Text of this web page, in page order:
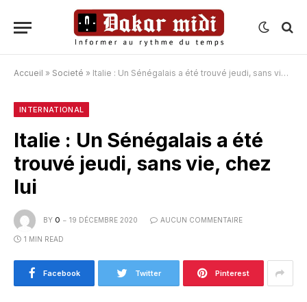
Accueil » Societé » Italie : Un Sénégalais a été trouvé jeudi, sans vie, chez lui
INTERNATIONAL
Italie : Un Sénégalais a été
trouvé jeudi, sans vie, chez
lui
BY O 19 DÉCEMBRE 2020 AUCUN COMMENTAIRE
1 MIN READ
Facebook Twitter Pinterest